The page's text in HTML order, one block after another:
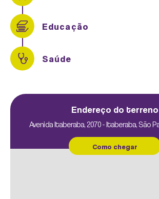
Educação
Saúde
Endereço do terreno
Avenida Itaberaba, 2070 - Itaberaba, São
Como chegar